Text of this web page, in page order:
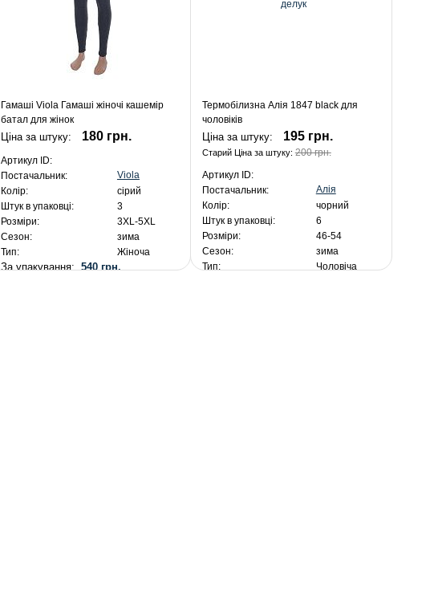
Гамаші Viola Гамаші жіночі кашемір
батал для жінок
Ціна за штуку: 180 грн.
Артикул ID:
Постачальник:
Viola
Колір:
сірий
Штук в упаковці:
3
Розміри:
3XL-5XL
Сезон:
зима
Тип:
Жіноча
За упакування:540 грн.
Термобілизна Алія 1847 black для
чоловіків
Ціна за штуку: 195 грн.
Старий Ціна за штуку:200 грн.
Артикул ID:
Постачальник:
Алія
Колір:
чорний
Штук в упаковці:
6
Розміри:
46-54
Сезон:
зима
Тип:
Чоловіча